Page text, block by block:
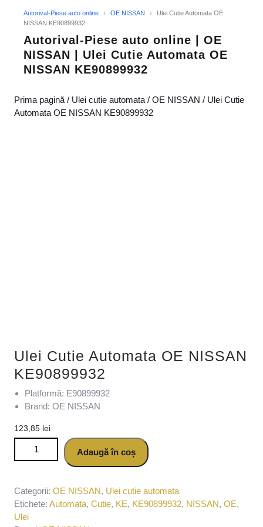
Autorival-Piese auto online › OE NISSAN ›
Ulei Cutie Automata OE
NISSAN KE90899932
Autorival-Piese auto online | OE
NISSAN | Ulei Cutie Automata OE
NISSAN KE90899932
Prima pagină / Ulei cutie automata / OE NISSAN / Ulei Cutie
Automata OE NISSAN KE90899932
Ulei Cutie Automata OE NISSAN
KE90899932
Platformă: E90899932
Brand: OE NISSAN
123,85 lei
Cantitate Ulei Cutie Automata OE NISSAN KE90899932
Adaugă în coș
Categorii: OE NISSAN, Ulei cutie automata
Etichete: Automata, Cutie, KE, KE90899932, NISSAN, OE,
Ulei